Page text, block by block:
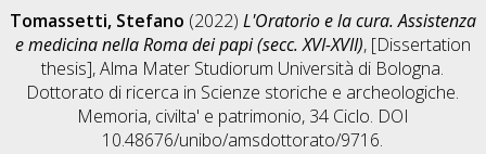
Tomassetti, Stefano (2022) L'Oratorio e la cura. Assistenza
e medicina nella Roma dei papi (secc. XVI-XVII), [Dissertation
thesis], Alma Mater Studiorum Università di Bologna.
Dottorato di ricerca in Scienze storiche e archeologiche.
Memoria, civilta' e patrimonio, 34 Ciclo. DOI
10.48676/unibo/amsdottorato/9716.